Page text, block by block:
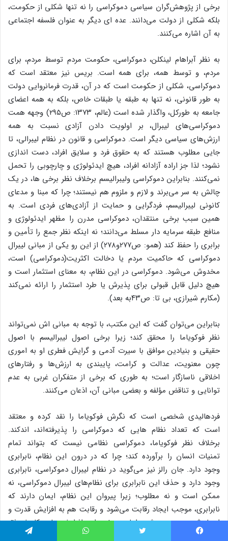
برخی از پژوهش‌گران سیاسی دموکراسی را نه تنها شکلی از حکومت،
بلکه شکلی از دولت می‌دانند. عده ای دیگر به عنوان فلسفه اجتماعی
به آن اشاره می‌کنند.
به نظر آبراهام لینکلن، دموکراسی، حکومت مردم توسط مردم، برای
مردم، و توسط همه، برای همه است. بریس نیز معتقد است که
دموکراسی، شکلی از حکومت است که در آن، قدرت فرمانروایی دولت
به طور قانونی، نه تنها به طبقه یا طبقات خاص، بلکه به همه اعضای
جامعه به طورکل، واگذار شده است (عالم، ۱۳۷۳: ص۲۹۵) وجهه همت
دموکراسی‌های لیبرال، بر اولویت دادن آزادی نسبت به همه
ارزش‌های سیاسی دیگر است. دموکراسی و قانون در نظام لیبرالی، تا
جایی مطلوب هستند که به حقوق فرد و سلایق افراد، دست اندازی
نشود؛ لذا جز اراده آزادانه افراد، هیچ ایدئولوژی و چارچوبی را تحمل
نمی‌کنند. بنابراین دموکراسی ولیبرالیسم برخلاف نظر برخی ها، در یک
چالش به سر می‌برند و لازم و ملزوم هم نیستند؛ چرا که مبنا و مدعای
کانونی لیبرالیسم، فردگرایی و حمایت از آزادی‌های فردی است. به
همین سبب برخی منتقدان، دموکراسی مدرن را مظهر ایدئولوژی و
منافع طبقه سرمایه دار مسلط می‌دانند؛ نه اینکه نظر جمع را تأمین و
برابری را حفظ کند (همو: ص۲۷۷و۲۷۸) از این رو یکی از مبانی لیبرال
دموکراسی که حاکمیت مردم یا دخالت اکثریت(دموکراسی) است،
مخدوش می‌شود. دموکراسی در این نظام، به معنای استثمار است و
هیچ دلیل قابل قبولی برای پذیرش یا طرد استثمار را ارائه نمی‌کند
(مکارم شیرازی، بی تا: ص۴۳به بعد).
بنابراین می‌توان گفت که این مکتب، با توجه به مبانی اش نمی‌تواند
نظر فوکویاما را محقق کند؛ زیرا برخی اصول لیبرالیسم با اصول
حقیقی و بنیادین موافق با سیرت آدمی و گرایش فطری او به اموری
چون معنویت، عدالت و کرامت، پایبندی به ارزش‌ها و رفتار‌های
اخلاقی ناسازگار است؛ به طوری که برخی از متفکران غربی به عدم
توانایی و تناقض مؤلفه و بعضی مبانی آن، اذعان می‌کنند.
فردهالیدی شخصی است که نگرش فوکویاما را نقد کرده و معتقد
است که تعداد نظام هایی که دموکراسی را پذیرفته‌اند، اندکند.
برخلاف نظر فوکویاما، دموکراسی نظامی نیست که بتواند تمام
تمنیات انسان را برآورده کند؛ چرا که در درون این نظام، نابرابری
وجود دارد. جان رالز نیز می‌گوید در نظام لیبرال دموکراسی، نابرابری
وجود دارد و حذف این نابرابری برای نظام‌های لیبرال دموکراسی، نه
ممکن است و نه مطلوب؛ زیرا پیروان این نظام، ایمان دارند که
نابرابری، موجب ایجاد رقابت می‌شود و رقابت هم به افزایش قدرت و
ازدیاد ثروت منجر می‌شود؛ اما در عوض، این افزایش ها به کاهش فقر
و توزیع عادلانه خدمات و ثروت نمی انجامد (سجادپور، ۱۳۸۱: ص۳۴).